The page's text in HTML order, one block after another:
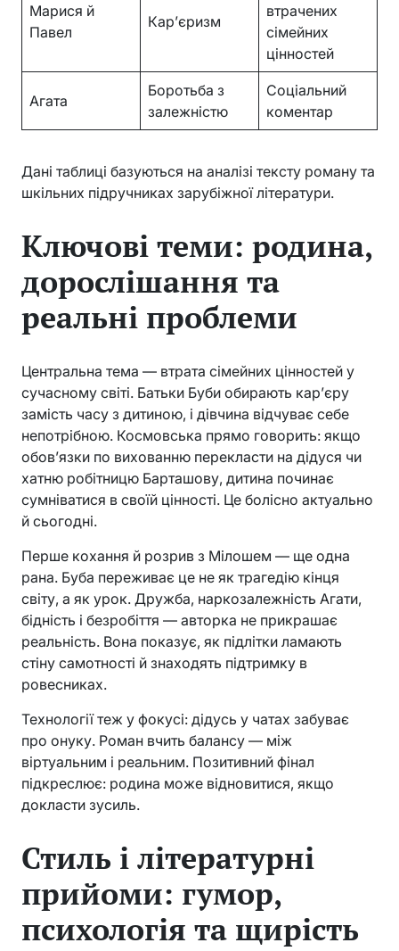
Марися й
Павел
Кар’єризм
втрачених
сімейних
цінностей
Агата
Боротьба з
залежністю
Соціальний
коментар
Дані таблиці базуються на аналізі тексту роману та
шкільних підручниках зарубіжної літератури.
Ключові теми: родина,
дорослішання та
реальні проблеми
Центральна тема — втрата сімейних цінностей у
сучасному світі. Батьки Буби обирають кар’єру
замість часу з дитиною, і дівчина відчуває себе
непотрібною. Космовська прямо говорить: якщо
обов’язки по вихованню перекласти на дідуся чи
хатню робітницю Барташову, дитина починає
сумніватися в своїй цінності. Це болісно актуально
й сьогодні.
Перше кохання й розрив з Мілошем — ще одна
рана. Буба переживає це не як трагедію кінця
світу, а як урок. Дружба, наркозалежність Агати,
бідність і безробіття — авторка не прикрашає
реальність. Вона показує, як підлітки ламають
стіну самотності й знаходять підтримку в
ровесниках.
Технології теж у фокусі: дідусь у чатах забуває
про онуку. Роман вчить балансу — між
віртуальним і реальним. Позитивний фінал
підкреслює: родина може відновитися, якщо
докласти зусиль.
Стиль і літературні
прийоми: гумор,
психологія та щирість